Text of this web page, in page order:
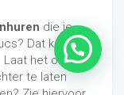
die je
Dat kan
Laat het ons
te laten